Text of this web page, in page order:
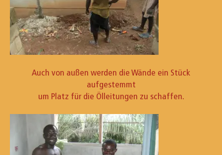
Auch von außen werden die Wände ein Stück
aufgestemmt
um Platz für die Ölleitungen zu schaffen.